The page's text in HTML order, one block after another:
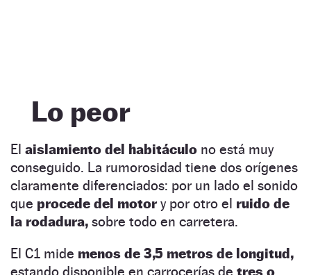
Lo peor
El aislamiento del habitáculo no está muy
conseguido. La rumorosidad tiene dos orígenes
claramente diferenciados: por un lado el sonido
que procede del motory por otro el ruido de
la rodadura, sobre todo en carretera.
El C1 mide menos de 3,5 metros de longitud,
estando disponible en carrocerías de tres o